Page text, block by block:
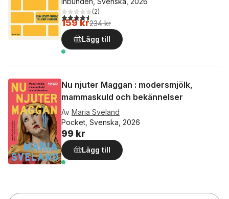
4,5utav 5 stjärnor. Totalt antal röster:
(2)
159 kr234 kr
Lägg till
Nu njuter Maggan : modersmjölk,
mammaskuld och bekännelser
Av Maria Sveland
Pocket, Svenska, 2026
99 kr
Lägg till